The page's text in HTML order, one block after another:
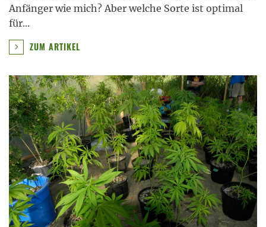
Anfänger wie mich? Aber welche Sorte ist optimal
für...
ZUM ARTIKEL